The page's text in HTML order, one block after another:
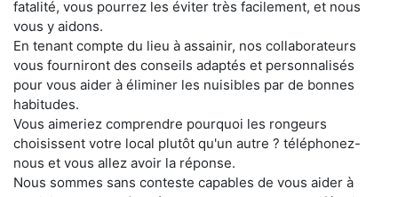
fatalité, vous pourrez les éviter très facilement, et nous
vous y aidons.
En tenant compte du lieu à assainir, nos collaborateurs
vous fourniront des conseils adaptés et personnalisés
pour vous aider à éliminer les nuisibles par de bonnes
habitudes.
Vous aimeriez comprendre pourquoi les rongeurs
choisissent votre local plutôt qu'un autre ? téléphonez-
nous et vous allez avoir la réponse.
Nous sommes sans conteste capables de vous aider à